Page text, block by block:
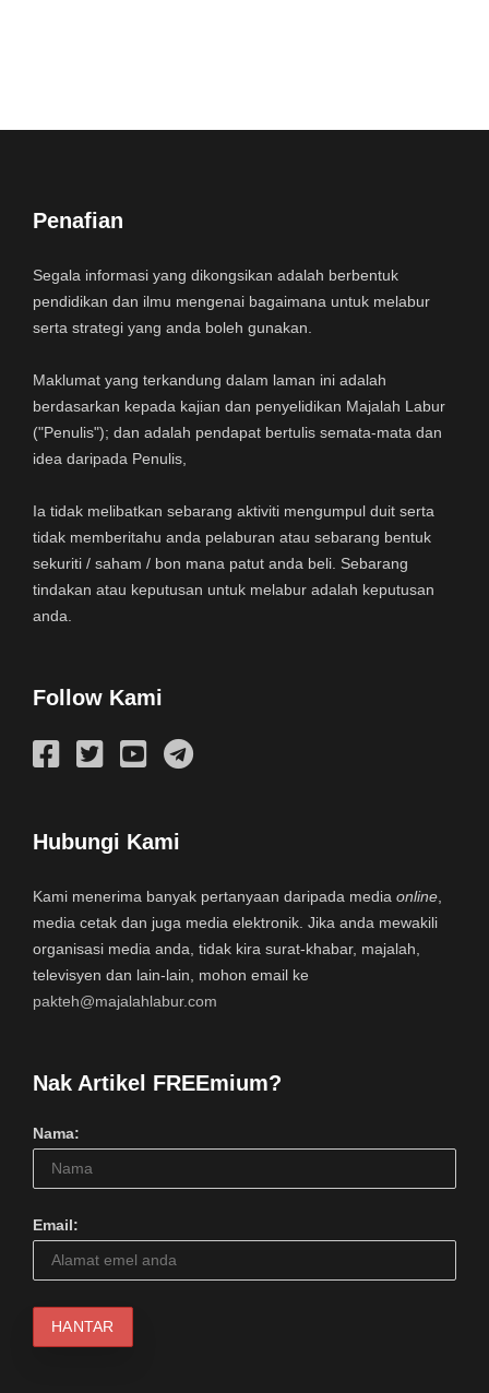
Penafian
Segala informasi yang dikongsikan adalah berbentuk
pendidikan dan ilmu mengenai bagaimana untuk melabur
serta strategi yang anda boleh gunakan.
Maklumat yang terkandung dalam laman ini adalah
berdasarkan kepada kajian dan penyelidikan Majalah Labur
("Penulis"); dan adalah pendapat bertulis semata-mata dan
idea daripada Penulis,
Ia tidak melibatkan sebarang aktiviti mengumpul duit serta
tidak memberitahu anda pelaburan atau sebarang bentuk
sekuriti / saham / bon mana patut anda beli. Sebarang
tindakan atau keputusan untuk melabur adalah keputusan
anda.
Follow Kami
Hubungi Kami
Kami menerima banyak pertanyaan daripada media online
media cetak dan juga media elektronik. Jika anda mewakili
organisasi media anda, tidak kira surat-khabar, majalah,
televisyen dan lain-lain, mohon email ke
pakteh@majalahlabur.com
Nak Artikel FREEmium?
Nama:
Email: